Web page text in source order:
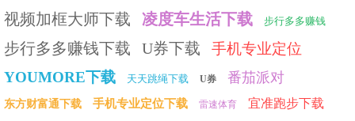
视频加框大师下载 凌度车生活下载 步行多多赚钱
步行多多赚钱下载 U券下载
手机专业定位
YOUMORE下载
天天跳绳下载 U券 番茄派对
东方财富通下载 手机专业定位下载 雷速体育 宜准跑步下载